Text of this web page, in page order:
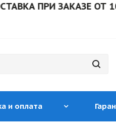
ПРИ ЗАКАЗЕ ОТ 10
и оплата